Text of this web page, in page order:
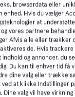
produkter, der
browserdata eller
enhed. Hvis du vælger
at
vores partnere
Afvis alle eller trækker
de. Hvis trackere
og annoncer, du
Du kan til enhver tid få
dine valg eller trække
ved at klikke Indstillinger
Dine valg vil have virkning